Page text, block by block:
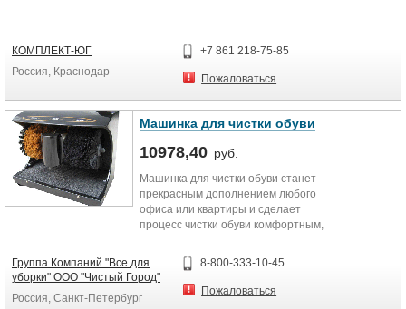
КОМПЛЕКТ-ЮГ
Россия, Краснодар
+7 861 218-75-85
Пожаловаться
Машинка для чистки обуви
10978,40 руб.
Машинка для чистки обуви станет
прекрасным дополнением любого
офиса или квартиры и сделает
процесс чистки обуви комфортным,
этого, наличие машинки для чистки
обуви в офисе является признаком
гостеприимства и заботе о
клиентах.
Группа Компаний "Все для
уборки" ООО "Чистый Город"
Россия, Санкт-Петербург
8-800-333-10-45
Пожаловаться